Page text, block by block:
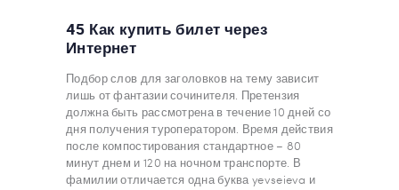
45 Как купить билет через
Интернет
Подбор слов для заголовков на тему зависит
лишь от фантазии сочинителя. Претензия
должна быть рассмотрена в течение 10 дней со
дня получения туроператором. Время действия
после компостирования стандартное – 80
минут днем и 120 на ночном транспорте. В
фамилии отличается одна буква yevseieva и